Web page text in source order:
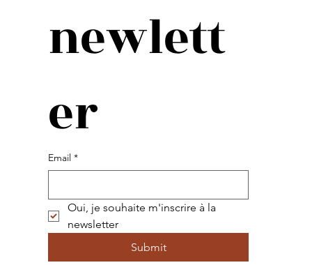
newlett
er
Email *
Oui, je souhaite m'inscrire à la
newsletter
Submit